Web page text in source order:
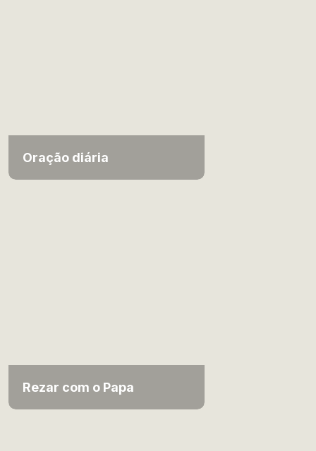
Oração diária
Rezar com o Papa